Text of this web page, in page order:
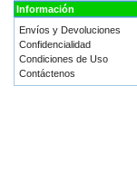
Información
Envíos y Devoluciones
Confidencialidad
Condiciones de Uso
Contáctenos